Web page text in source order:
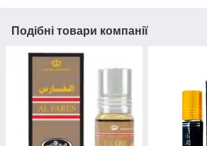
Подібні товари компанії